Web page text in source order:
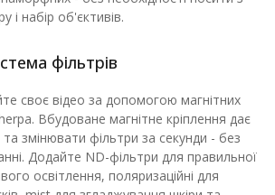
і набір об'єктивів.
фільтрів
своє відео за допомогою магнітних
Вбудоване магнітне кріплення дає
змінювати фільтри за секунди - без
Додайте ND-фільтри для правильної
освітлення, поляризаційні для